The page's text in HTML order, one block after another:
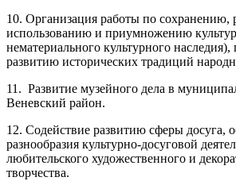
10. Организация работы по сохранению,
использованию и приумножению
нематериального культурного
развитию исторических традиций
11. Развитие музейного дела в
Веневский район.
12. Содействие развитию сферы досуга,
разнообразия культурно-досуговой
любительского художественного и
творчества.